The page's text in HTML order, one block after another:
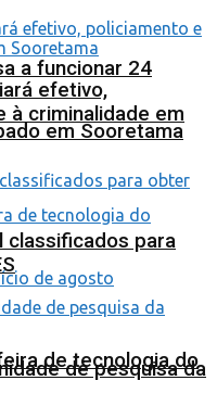
a funcionar 24
em Sooretama
de tecnologia do
efetivo,
à criminalidade em
classificados para
de pesquisa da